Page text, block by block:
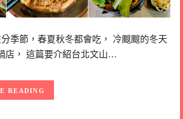
季節，春夏秋冬都會吃， 冷颼颼的冬天
店， 這篇要介紹台北文山…
READING